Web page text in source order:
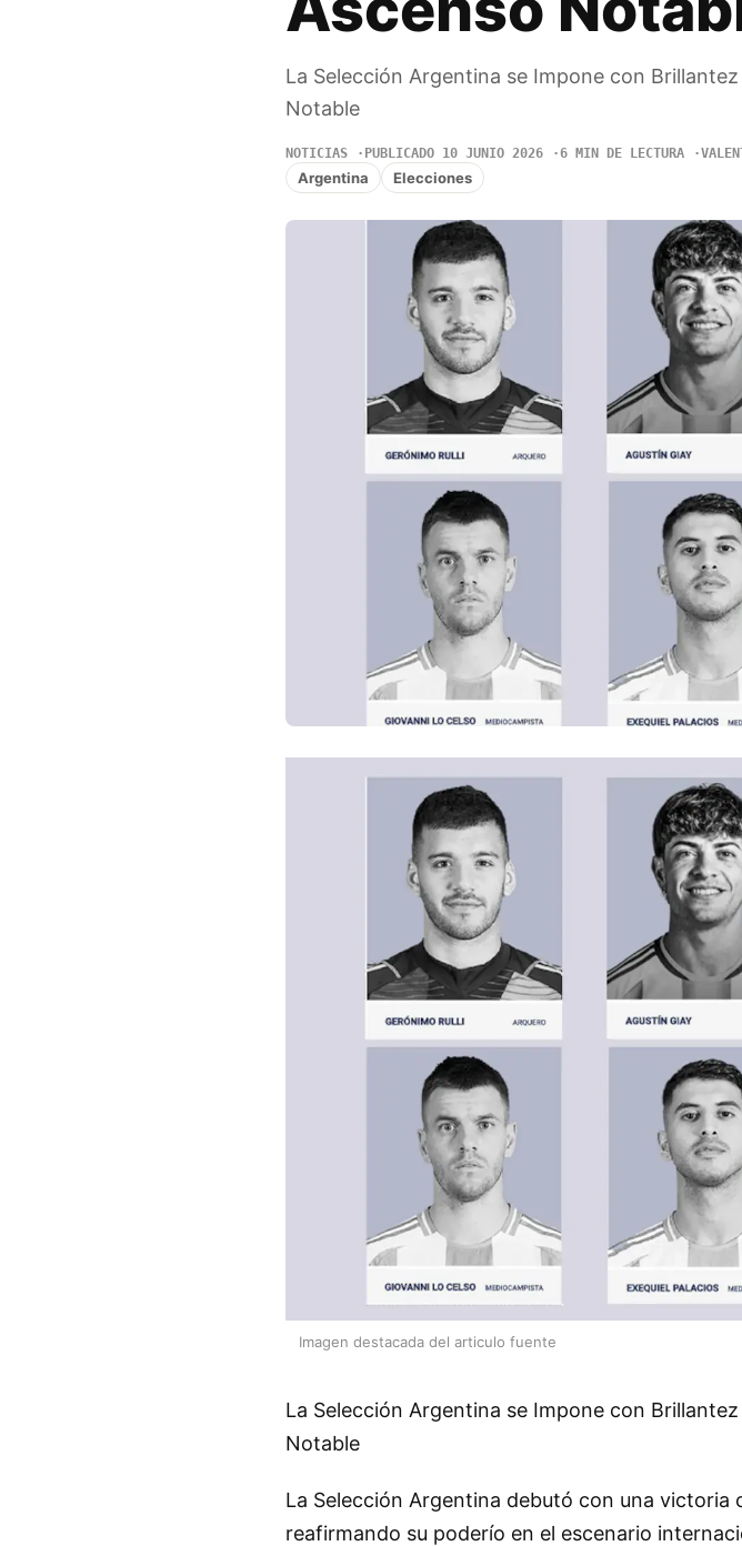
La Selección Argentina se Impone con
Notable
NOTICIAS PUBLICADO 10 JUNIO 2026 6 MIN DE LECTURA
Argentina Elecciones
Imagen destacada del articulo fuente
La Selección Argentina se Impone con
Notable
La Selección Argentina debutó con una victoria
reafirmando su poderío en el escenario